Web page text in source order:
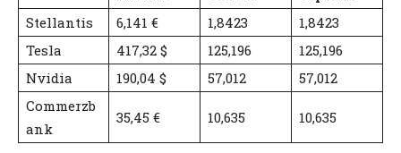
Stellantis
6,141 € 1,8423
1,8423
Tesla
417,32 $ 125,196
125,196
Nvidia
190,04 $ 57,012
57,012
Commerzb
ank
35,45 € 10,635 10,635